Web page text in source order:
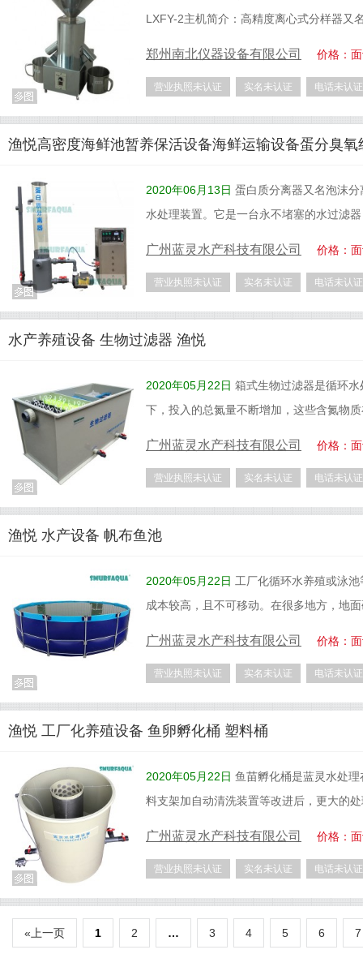
LXFY-2主机简介：高精度离心式分样器又
郑州南北仪器设备有限公司 价格：
营业执照未认证 实名未认证 电话未认证
渔悦高密度海鲜池暂养保活设备海鲜运输设备蛋分臭氧
2020年06月13日 蛋白质分离器又名泡沫
水处理装置。它是一台永不堵塞的水过滤
广州蓝灵水产科技有限公司 价格：
营业执照未认证 实名未认证 电话未认证
水产养殖设备 生物过滤器 渔悦
2020年05月22日 箱式生物过滤器是循环
下，投入的总氮量不断增加，这些含氮物
广州蓝灵水产科技有限公司 价格：
营业执照未认证 实名未认证 电话未认证
渔悦 水产设备 帆布鱼池
2020年05月22日 工厂化循环水养殖或泳
成本较高，且不可移动。在很多地方，地
广州蓝灵水产科技有限公司 价格：
营业执照未认证 实名未认证 电话未认证
渔悦 工厂化养殖设备 鱼卵孵化桶 塑料桶
2020年05月22日 鱼苗孵化桶是蓝灵水处
料支架加自动清洗装置等改进后，更大的
广州蓝灵水产科技有限公司 价格：
营业执照未认证 实名未认证 电话未认证
«上一页 1 2 … 3 4 5 6